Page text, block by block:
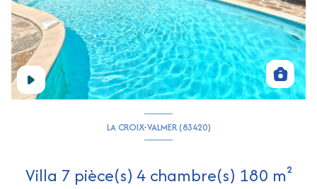
LA CROIX-VALMER (83420)
Villa 7 pièce(s) 4 chambre(s) 180 m²